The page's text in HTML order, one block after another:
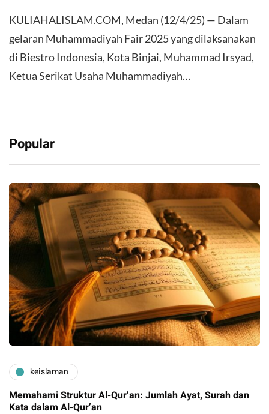
KULIAHALISLAM.COM, Medan (12/4/25) — Dalam
gelaran Muhammadiyah Fair 2025 yang dilaksanakan
di Biestro Indonesia, Kota Binjai, Muhammad Irsyad,
Ketua Serikat Usaha Muhammadiyah…
Popular
keislaman
Memahami Struktur Al-Qur’an: Jumlah Ayat, Surah dan
Kata dalam Al-Qur’an